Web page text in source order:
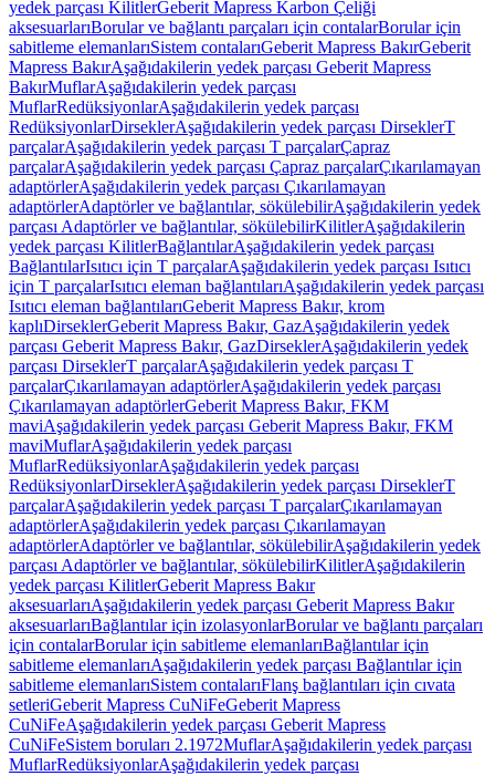
yedek parçası KilitlerGeberit Mapress Karbon Çeliği
aksesuarlarıBorular ve bağlantı parçaları için contalarBorular için
sabitleme elemanlarıSistem contalarıGeberit Mapress BakırGeberit
Mapress BakırAşağıdakilerin yedek parçası Geberit Mapress
BakırMuflarAşağıdakilerin yedek parçası
MuflarRedüksiyonlarAşağıdakilerin yedek parçası
RedüksiyonlarDirseklerAşağıdakilerin yedek parçası DirseklerT
parçalarAşağıdakilerin yedek parçası T parçalarÇapraz
parçalarAşağıdakilerin yedek parçası Çapraz parçalarÇıkarılamayan
adaptörlerAşağıdakilerin yedek parçası Çıkarılamayan
adaptörlerAdaptörler ve bağlantılar, sökülebilirAşağıdakilerin yedek
parçası Adaptörler ve bağlantılar, sökülebilirKilitlerAşağıdakilerin
yedek parçası KilitlerBağlantılarAşağıdakilerin yedek parçası
BağlantılarIsıtıcı için T parçalarAşağıdakilerin yedek parçası Isıtıcı
için T parçalarIsıtıcı eleman bağlantılarıAşağıdakilerin yedek parçası
Isıtıcı eleman bağlantılarıGeberit Mapress Bakır, krom
kaplıDirseklerGeberit Mapress Bakır, GazAşağıdakilerin yedek
parçası Geberit Mapress Bakır, GazDirseklerAşağıdakilerin yedek
parçası DirseklerT parçalarAşağıdakilerin yedek parçası T
parçalarÇıkarılamayan adaptörlerAşağıdakilerin yedek parçası
Çıkarılamayan adaptörlerGeberit Mapress Bakır, FKM
maviAşağıdakilerin yedek parçası Geberit Mapress Bakır, FKM
maviMuflarAşağıdakilerin yedek parçası
MuflarRedüksiyonlarAşağıdakilerin yedek parçası
RedüksiyonlarDirseklerAşağıdakilerin yedek parçası DirseklerT
parçalarAşağıdakilerin yedek parçası T parçalarÇıkarılamayan
adaptörlerAşağıdakilerin yedek parçası Çıkarılamayan
adaptörlerAdaptörler ve bağlantılar, sökülebilirAşağıdakilerin yedek
parçası Adaptörler ve bağlantılar, sökülebilirKilitlerAşağıdakilerin
yedek parçası KilitlerGeberit Mapress Bakır
aksesuarlarıAşağıdakilerin yedek parçası Geberit Mapress Bakır
aksesuarlarıBağlantılar için izolasyonlarBorular ve bağlantı parçaları
için contalarBorular için sabitleme elemanlarıBağlantılar için
sabitleme elemanlarıAşağıdakilerin yedek parçası Bağlantılar için
sabitleme elemanlarıSistem contalarıFlanş bağlantıları için cıvata
setleriGeberit Mapress CuNiFeGeberit Mapress
CuNiFeAşağıdakilerin yedek parçası Geberit Mapress
CuNiFeSistem boruları 2.1972MuflarAşağıdakilerin yedek parçası
MuflarRedüksiyonlarAşağıdakilerin yedek parçası